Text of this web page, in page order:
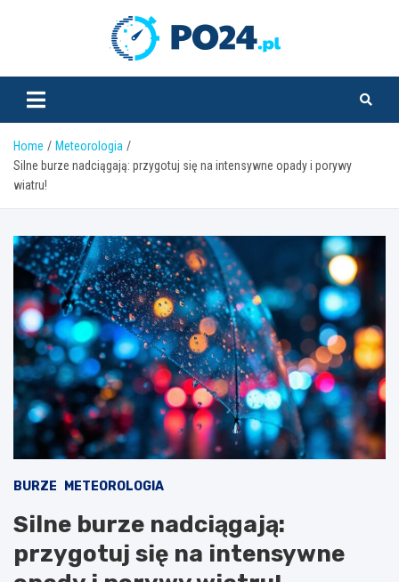
Home
Meteorologia
Silne burze nadciągają: przygotuj się na intensywne opady i porywy
wiatru!
BURZE METEOROLOGIA
Silne burze nadciągają:
przygotuj się na intensywne